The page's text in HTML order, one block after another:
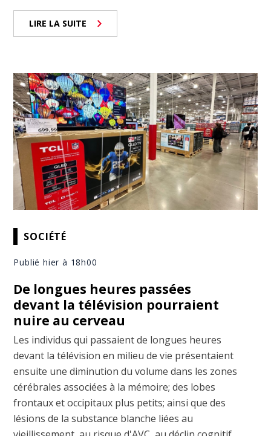
LIRE LA SUITE
SOCIÉTÉ
Publié hier à 18h00
De longues heures passées
devant la télévision pourraient
nuire au cerveau
Les individus qui passaient de longues heures
devant la télévision en milieu de vie présentaient
ensuite une diminution du volume dans les zones
cérébrales associées à la mémoire; des lobes
frontaux et occipitaux plus petits; ainsi que des
lésions de la substance blanche liées au